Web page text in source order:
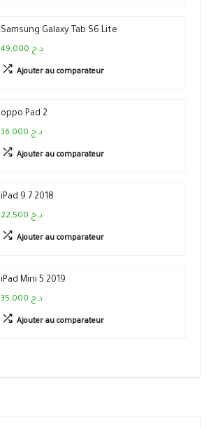
Samsung Galaxy Tab S6 Lite
49,000 د.ج
Ajouter au comparateur
oppo Pad 2
36,000 د.ج
Ajouter au comparateur
iPad 9.7 2018
22,500 د.ج
Ajouter au comparateur
iPad Mini 5 2019
35,000 د.ج
Ajouter au comparateur